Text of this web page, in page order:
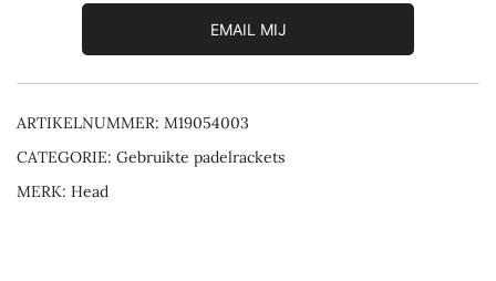
EMAIL MIJ
ARTIKELNUMMER: M19054003
CATEGORIE: Gebruikte padelrackets
MERK: Head